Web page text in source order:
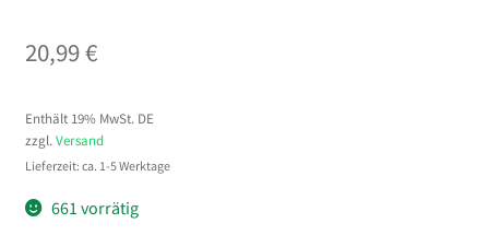
20,99€
Enthält 19% MwSt. DE
zzgl. Versand
Lieferzeit: ca. 1-5 Werktage
661 vorrätig